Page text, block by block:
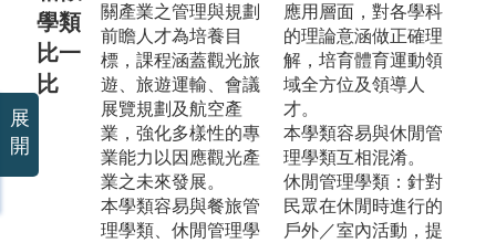
學類
比一
比
關產業之管理與規劃
前瞻人才為培養目
標，課程涵蓋觀光旅
遊、旅遊運輸、會議
展覽規劃及航空產
業，強化多樣性的專
業能力以因應觀光產
業之未來發展。
本學類容易與餐旅管
理學類、休閒管理學
應用層面，對各學科
的理論意涵做正確理
解，培育體育運動領
域全方位及領導人
才。
本學類容易與休閒管
理學類互相混淆。
休閒管理學類：針對
民眾在休閒時進行的
戶外／室內活動，提
展
開